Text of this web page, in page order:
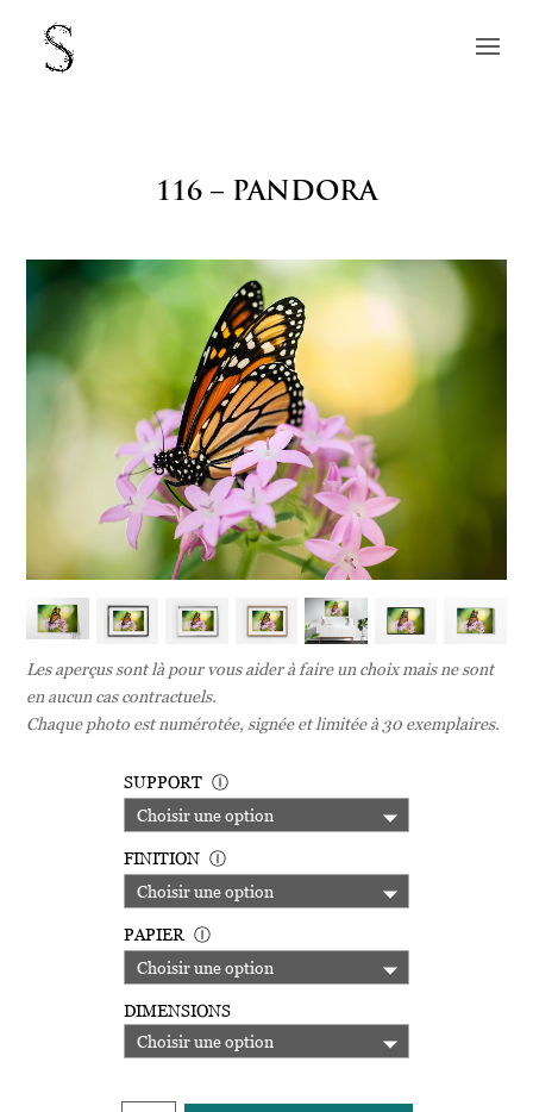
116 – PANDORA
Les aperçus sont là pour vous aider à faire un choix mais ne sont
en aucun cas contractuels.
Chaque photo est numérotée, signée et limitée à 30 exemplaires.
SUPPORT Ⓘ
FINITION Ⓘ
PAPIER Ⓘ
DIMENSIONS